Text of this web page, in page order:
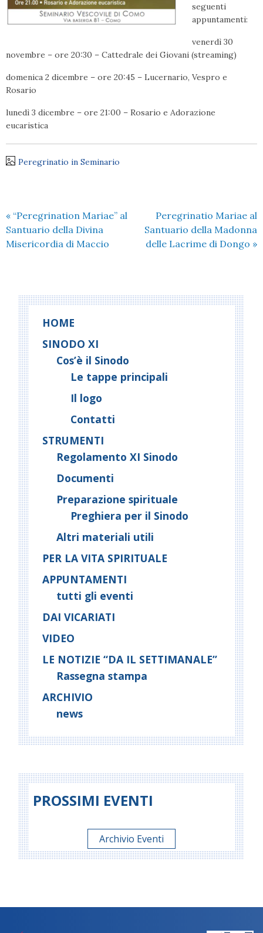
seguenti
appuntamenti:
venerdì 30
novembre – ore 20:30 – Cattedrale dei Giovani (streaming)
domenica 2 dicembre – ore 20:45 – Lucernario, Vespro e
Rosario
lunedì 3 dicembre – ore 21:00 – Rosario e Adorazione
eucaristica
Peregrinatio in Seminario
« “Peregrination Mariae” al
Santuario della Divina
Misericordia di Maccio
Peregrinatio Mariae al
Santuario della Madonna
delle Lacrime di Dongo »
HOME
SINODO XI
Cos’è il Sinodo
Le tappe principali
Il logo
Contatti
STRUMENTI
Regolamento XI Sinodo
Documenti
Preparazione spirituale
Preghiera per il Sinodo
Altri materiali utili
PER LA VITA SPIRITUALE
APPUNTAMENTI
tutti gli eventi
DAI VICARIATI
VIDEO
LE NOTIZIE “DA IL SETTIMANALE”
Rassegna stampa
ARCHIVIO
news
PROSSIMI EVENTI
Archivio Eventi